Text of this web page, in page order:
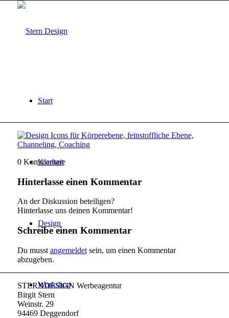
Start
Klarheit
Design
Workshop
0 Kommentare
Hinterlasse einen Kommentar
An der Diskussion beteiligen?
Hinterlasse uns deinen Kommentar!
Schreibe einen Kommentar
Du musst angemeldetsein, um einen Kommentar
abzugeben.
STERNDESIGN Werbeagentur
Birgit Stern
Weinstr. 29
94469 Deggendorf